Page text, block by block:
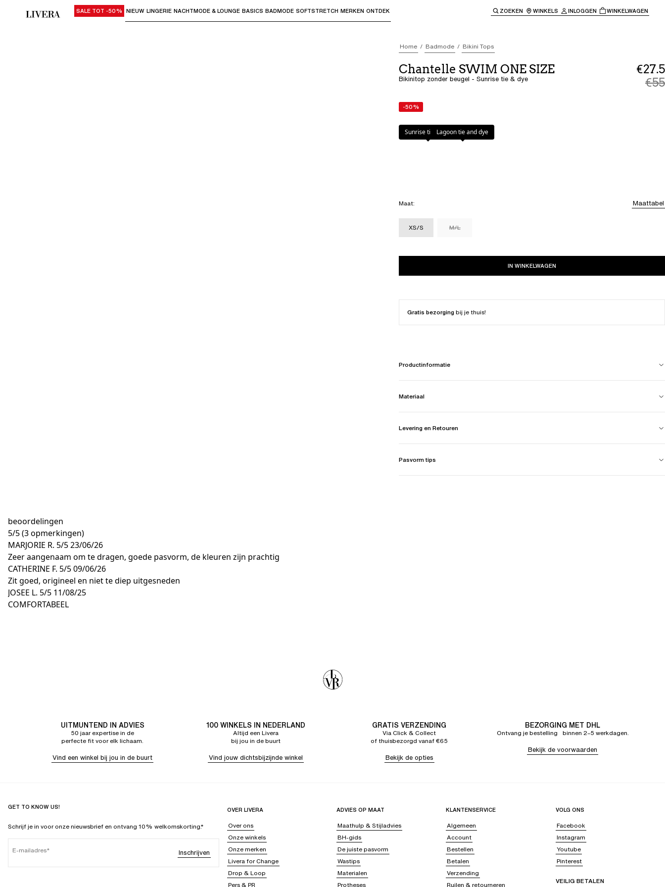
Gebruik "Pijl omlaag" of "Enter" om submenu's te openen en "Pijl omhoog" of "Escape" om terug te keren naar de hoofdnavigatie.
SALE TOT -50% NIEUW LINGERIE NACHTMODE & LOUNGE BASICS BADMODE SOFTSTRETCH MERKEN ONTDEK ZOEKEN WINKELS INLOGGEN WINKELWAGEN
Home Badmode Bikini Tops
Chantelle SWIM ONE SIZE
Bikinitop zonder beugel - Sunrise tie & dye
€27.5
€55
-50%
Kleur:Sunrise tie & dye
Sunrise tie & dyeLagoon tie and dye
Maat: Maattabel
XS/S M/L
IN WINKELWAGEN
Gratis bezorgingbij je thuis!
Productinformatie
Materiaal
Levering en Retouren
Pasvorm tips
beoordelingen
5/5(3 opmerkingen)
MARJORIE R. 5/523/06/26
Zeer aangenaam om te dragen, goede pasvorm, de kleuren zijn prachtig
CATHERINE F. 5/509/06/26
Zit goed, origineel en niet te diep uitgesneden
JOSEE L. 5/5 11/08/25
COMFORTABEEL
UITMUNTEND IN ADVIES
50 jaar expertise in de
perfecte fit voor elk lichaam.
Vind een winkel bij jou in de buurt
100 WINKELS IN NEDERLAND
Altijd een Livera
bij jou in de buurt
Vind jouw dichtsbijzijnde winkel
GRATIS VERZENDING
Via Click & Collect
of thuisbezorgd vanaf €65
Bekijk de opties
BEZORGING MET DHL
Ontvang je bestelling binnen 2–5 werkdagen.
Bekijk de voorwaarden
GET TO KNOW US!
Schrijf je in voor onze nieuwsbrief en ontvang 10% welkomskorting.*
E-mailadres Inschrijven
OVER LIVERA
Over ons
Onze winkels
Onze merken
Livera for Change
Drop & Loop
Pers & PR
ADVIES OP MAAT
Maathulp & Stijladvies
BH-gids
De juiste pasvorm
Wastips
Materialen
Protheses
KLANTENSERVICE
Algemeen
Account
Bestellen
Betalen
Verzending
Ruilen & retourneren
VOLG ONS
Facebook
Instagram
Youtube
Pinterest
VEILIG BETALEN